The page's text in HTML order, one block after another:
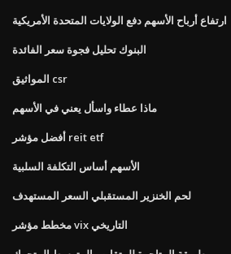
ارتفاع أرباح الأسهم دفع الولايات المتحدة الأمريكية
البنوك تحليل فجوة سعر الفائدة
المواثيق csr
ماذا عطاء واسأل يعني في الأسهم
أفضل مؤشر reit etf
الأسهم أساس التكلفة السلبية
لحم الخنزير المستقبلي السعر المستهدف
مخطط مؤشر vix التاريخي